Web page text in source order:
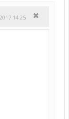
14:25